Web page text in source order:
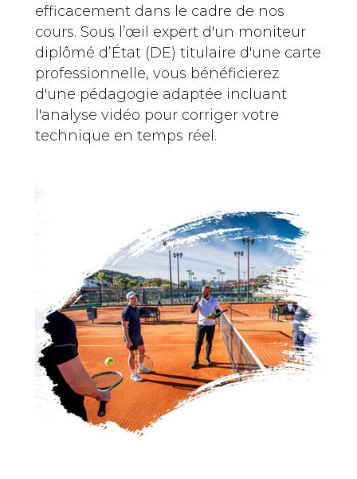
efficacement dans le cadre de nos
cours. Sous l’œil expert d'un moniteur
diplômé d’État (DE) titulaire d'une carte
professionnelle, vous bénéficierez
d'une pédagogie adaptée incluant
l'analyse vidéo pour corriger votre
technique en temps réel.